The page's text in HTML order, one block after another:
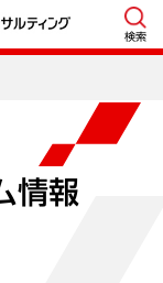
検索
情報